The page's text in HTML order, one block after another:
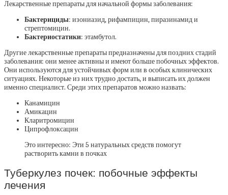
Лекарственные препараты для начальной формы заболевания:
Бактерициды: изониазид, рифампицин, пиразинамид и
стрептомицин.
Бактериостатики: этамбутол.
Другие лекарственные препараты предназначены для поздних стадий
заболевания: они менее активны и имеют больше побочных эффектов.
Они используются для устойчивых форм или в особых клинических
ситуациях. Некоторые из них трудно достать, и выписать их должен
именно специалист. Среди этих препаратов можно назвать:
Канамицин
Амикацин
Кларитромицин
Ципрофлоксацин
Это интересно: Эти 5 натуральных средств помогут
растворить камни в почках
Туберкулез почек: побочные эффекты
лечения